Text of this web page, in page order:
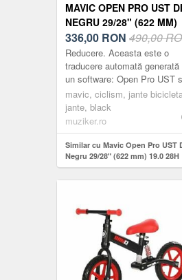
MAVIC OPEN PRO UST
NEGRU 29/28" (622 MM)
19.0 28H JANTĂ
336,00 RON 490,00
Reducere. Aceasta este o
traducere automată generată
un software: Open Pro UST
îmbunătățit și mai mult. Open
Pro a fost complet reinventat,
tehnolo...
mavic, ciclism, jante
jante, black
muziker.ro
Similar cu Mavic Open Pro UST
Negru 29/28" (622 mm) 19.0 28H
Jantă